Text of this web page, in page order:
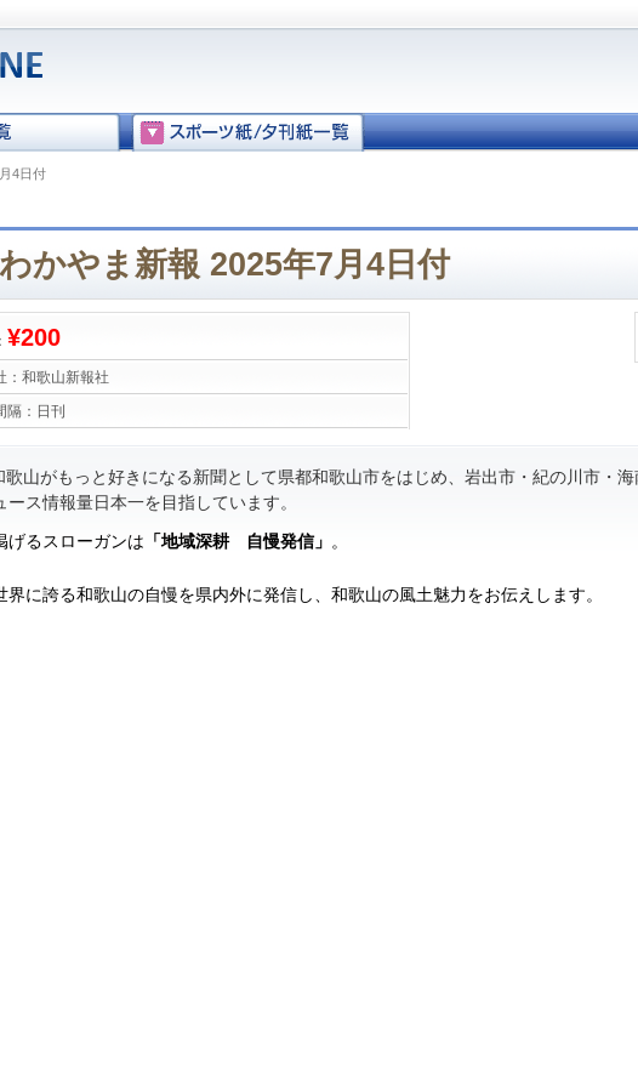
4日付
わかやま新報 2025年7月4日付
¥200
： 和歌山新報社
隔： 日刊
山がもっと好きになる新聞として県都和歌山市をはじめ、岩出市・紀の川市・
ース情報量日本一を目指しています。
るスローガンは 「地域深耕 自慢発信」 。
に誇る和歌山の自慢を県内外に発信し、和歌山の風土魅力をお伝えします。